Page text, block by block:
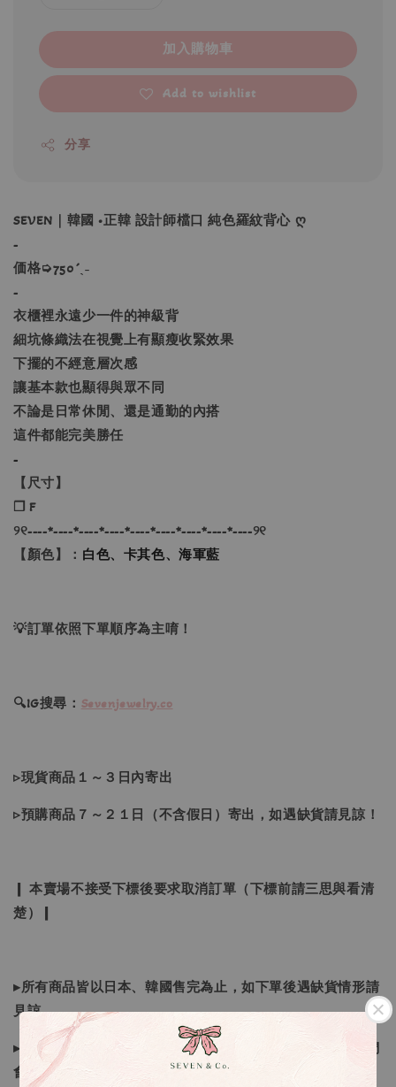
加入購物車
Add to wishlist
分享
SEVEN｜韓國 •正韓 設計師檔口 純色羅紋背心 ღ
-
価格➭750´ˎ˗
-
衣櫃裡永遠少一件的神級背
細坑條織法在視覺上有顯瘦收緊效果
下擺的不經意層次感
讓基本款也顯得與眾不同
不論是日常休閒、還是通勤的內搭
這件都能完美勝任
-
【尺寸】
❐ F
୨୧----*----*----*----*----*----*----*----*----୨୧
【顏色】： 白色、卡其色、海軍藍
💡訂單依照下單順序為主唷！
🔍IG搜尋： Sevenjewelry.co
▹現貨商品１～３日內寄出
▹預購商品７～２１日（不含假日）寄出，如遇缺貨請見諒！
❙ 本賣場不接受下標後要求取消訂單（下標前請三思與看清
楚）❙
▸所有商品皆以日本、韓國售完為止，如下單後遇缺貨情形請
見諒
▸因日本商品貨況和價格是浮動的，若遇到缺貨或者調價我們
會視情況等待下單，若您想要知道即時貨況還請主動聯繫後